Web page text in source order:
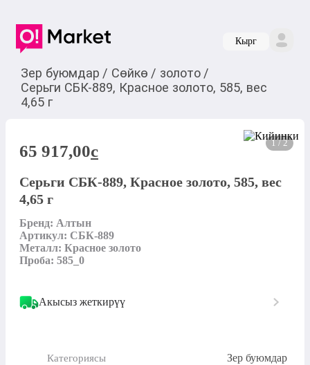
Кырг
Зер буюмдар / Сөйкө / золото /
Серьги СБК-889, Красное золото, 585, вес
4,65 г
1 / 2
65 917,00c
Серьги СБК-889, Красное золото, 585, вес
4,65 г
Бренд: Алтын
Артикул: СБК-889
Металл: Красное золото
Проба: 585_0
Акысыз жеткирүү
Категориясы Зер буюмдар